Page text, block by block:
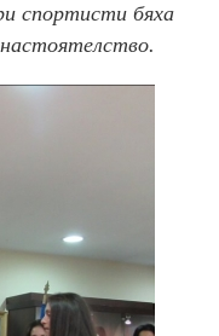
спортисти бяха